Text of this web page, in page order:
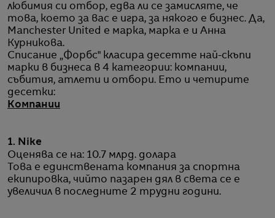
любимия си отбор, едва ли се замисляте, че
това, което за вас е игра, за някого е бизнес. Да,
Manchester United е марка, марка е и Анна
Курникова.
Списание „Форбс" класира десетте най-скъпи
марки в бизнеса в 4 категории: компании,
събития, атлети и отбори. Ето и четирите
десетки:
Компании
1. Nike
Оценява се на: 10.7 млрд. долара
Това е единствената компания за спортна
екипировка, чийто пазарен дял в света се е
увеличил в последните 2 трудни години.